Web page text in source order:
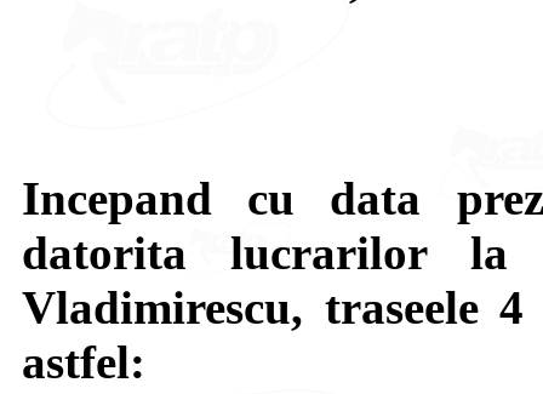
Incepand cu data
datorita lucrarilor la
Vladimirescu, traseele
astfel: